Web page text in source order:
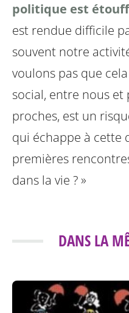
politique est
est rendue difficile
souvent notre
voulons pas que
social, entre nous
proches, est un
qui échappe à cette
premières
dans la vie ? »
DANS LA